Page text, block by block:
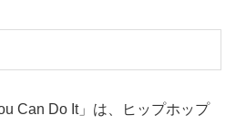
Can Do It」は、ヒップホップ